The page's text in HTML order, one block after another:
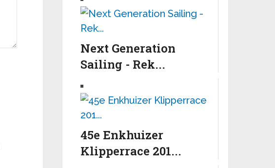
Next Generation
Sailing - Rek...
45e Enkhuizer
Klipperrace 201...